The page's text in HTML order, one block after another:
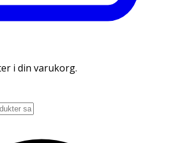
i din varukorg.